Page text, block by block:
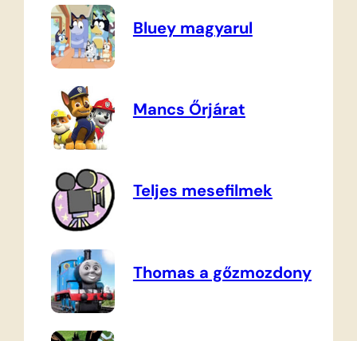
Bluey magyarul
Mancs Őrjárat
Teljes mesefilmek
Thomas a gőzmozdony